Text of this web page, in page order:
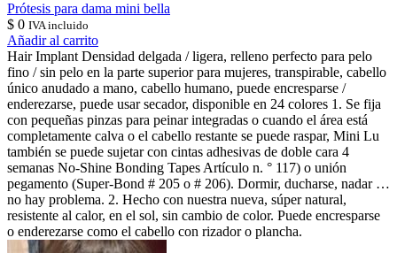
Prótesis para dama mini bella
$ 0 IVA incluido
Añadir al carrito
Hair Implant Densidad delgada / ligera, relleno perfecto para pelo
fino / sin pelo en la parte superior para mujeres, transpirable, cabello
único anudado a mano, cabello humano, puede encresparse /
enderezarse, puede usar secador, disponible en 24 colores 1. Se fija
con pequeñas pinzas para peinar integradas o cuando el área está
completamente calva o el cabello restante se puede raspar, Mini Lu
también se puede sujetar con cintas adhesivas de doble cara 4
semanas No-Shine Bonding Tapes Artículo n. ° 117) o unión
pegamento (Super-Bond # 205 o # 206). Dormir, ducharse, nadar …
no hay problema. 2. Hecho con nuestra nueva, súper natural,
resistente al calor, en el sol, sin cambio de color. Puede encresparse
o enderezarse como el cabello con rizador o plancha.